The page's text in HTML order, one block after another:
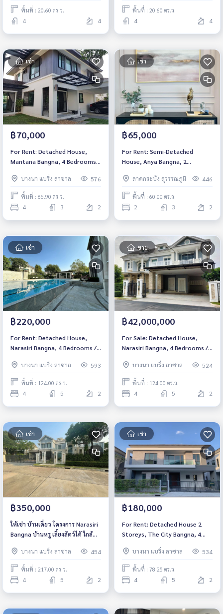
Ready to move in
พื้นที่ : 20.60 ตร.ว.
4 4
Ready to move in
พื้นที่ : 20.60 ตร.ว.
4 4
เช่า
฿70,000
For Rent: Detached House,
Mantana Bangna, 4 Bedrooms
Ready to move in
บางนา แบริ่ง ลาซาล 576
พื้นที่ : 65.90 ตร.ว.
4 3 2
เช่า
฿65,000
For Rent: Semi-Detached
House, Anya Bangna, 2
Furnished* Ready to move in
ลาดกระบัง สุวรรณภูมิ 446
พื้นที่ : 60.00 ตร.ว.
2 3 2
เช่า
฿220,000
For Rent: Detached House,
Narasiri Bangna, 4 Bedrooms /5
Ready to move in
บางนา แบริ่ง ลาซาล 593
พื้นที่ : 124.00 ตร.ว.
4 5 2
ขาย
฿42,000,000
For Sale: Detached House,
Narasiri Bangna, 4 Bedrooms /5
Ready to move in
บางนา แบริ่ง ลาซาล 524
พื้นที่ : 124.00 ตร.ว.
4 5 2
เช่า
฿350,000
ให้เช่า บ้านเดี่ยว โครงการ Narasiri
Bangna บ้านหรู เลี้ยงสัตว์ได้ ใกล้
ห้องนอน | 5 ห้องน้ำ
บางนา แบริ่ง ลาซาล 454
พื้นที่ : 217.00 ตร.ว.
4 5 2
เช่า
฿180,000
For Rent: Detached House 2
Storeys, The City Bangna, 4
Furnished* Ready to move in
บางนา แบริ่ง ลาซาล 534
พื้นที่ : 78.25 ตร.ว.
4 5 2